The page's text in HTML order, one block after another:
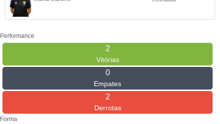
Performance
2
Vitórias
0
Empates
2
Derrotas
Forma